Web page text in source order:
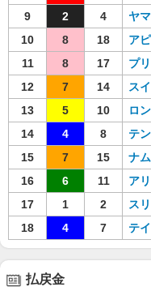
9
2 4 ヤ
10
8 18 ア
11
8 17 プ
12
7 14 ス
13
5 10 ロ
14
4 8 テ
15
7 15 ナ
16
6 11 ア
17
1 2 ス
18
4 7 テ
払戻金